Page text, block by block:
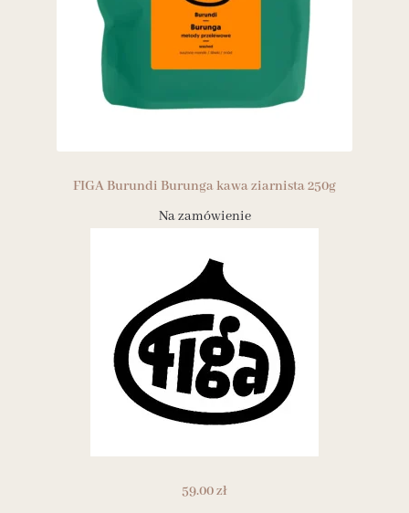
FIGA Burundi Burunga kawa ziarnista 250g
Na zamówienie
59.00zł